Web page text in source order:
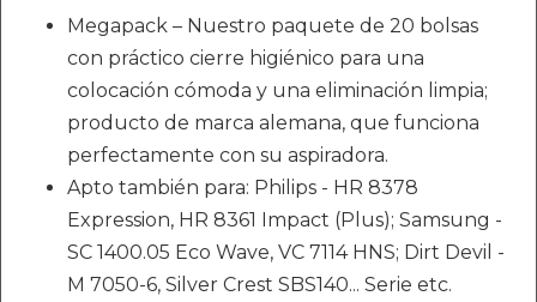
Megapack – Nuestro paquete de 20 bolsas
con práctico cierre higiénico para una
colocación cómoda y una eliminación limpia;
producto de marca alemana, que funciona
perfectamente con su aspiradora.
Apto también para: Philips - HR 8378
Expression, HR 8361 Impact (Plus); Samsung -
SC 1400.05 Eco Wave, VC 7114 HNS; Dirt Devil -
M 7050-6, Silver Crest SBS140... Serie etc.